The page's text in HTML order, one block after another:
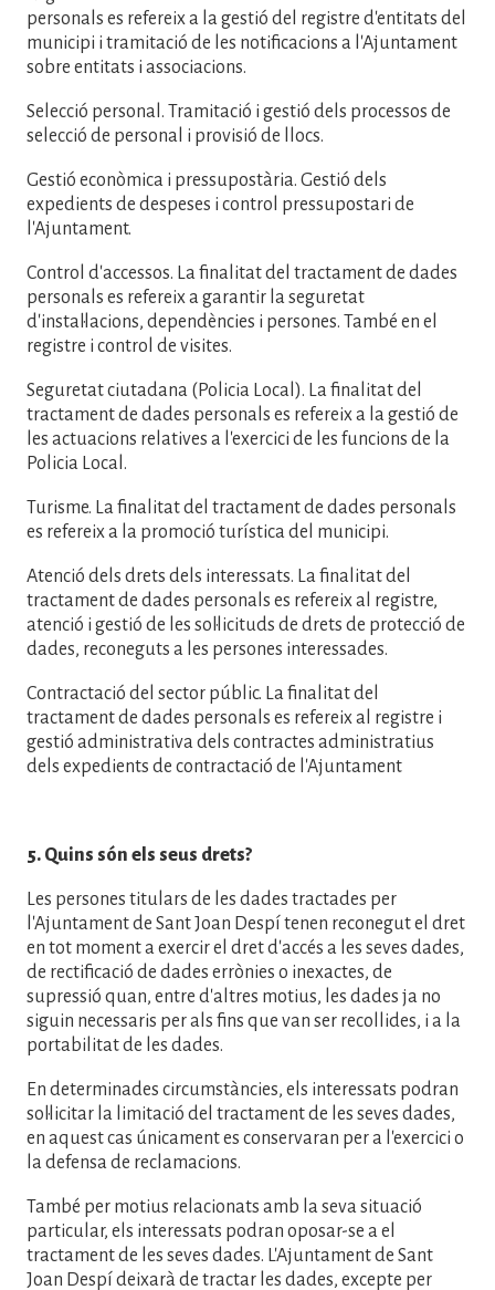
personals es refereix a la gestió del registre d'entitats del
municipi i tramitació de les notificacions a l'Ajuntament
sobre entitats i associacions.
Selecció personal. Tramitació i gestió dels processos de
selecció de personal i provisió de llocs.
Gestió econòmica i pressupostària. Gestió dels
expedients de despeses i control pressupostari de
l'Ajuntament.
Control d'accessos. La finalitat del tractament de dades
personals es refereix a garantir la seguretat
d'instal·lacions, dependències i persones. També en el
registre i control de visites.
Seguretat ciutadana (Policia Local). La finalitat del
tractament de dades personals es refereix a la gestió de
les actuacions relatives a l'exercici de les funcions de la
Policia Local.
Turisme. La finalitat del tractament de dades personals
es refereix a la promoció turística del municipi.
Atenció dels drets dels interessats. La finalitat del
tractament de dades personals es refereix al registre,
atenció i gestió de les sol·licituds de drets de protecció de
dades, reconeguts a les persones interessades.
Contractació del sector públic. La finalitat del
tractament de dades personals es refereix al registre i
gestió administrativa dels contractes administratius
dels expedients de contractació de l'Ajuntament
5. Quins són els seus drets?
Les persones titulars de les dades tractades per
l'Ajuntament de Sant Joan Despí tenen reconegut el dret
en tot moment a exercir el dret d'accés a les seves dades,
de rectificació de dades errònies o inexactes, de
supressió quan, entre d'altres motius, les dades ja no
siguin necessaris per als fins que van ser recollides, i a la
portabilitat de les dades.
En determinades circumstàncies, els interessats podran
sol·licitar la limitació del tractament de les seves dades,
en aquest cas únicament es conservaran per a l'exercici o
la defensa de reclamacions.
També per motius relacionats amb la seva situació
particular, els interessats podran oposar-se a el
tractament de les seves dades. L'Ajuntament de Sant
Joan Despí deixarà de tractar les dades, excepte per